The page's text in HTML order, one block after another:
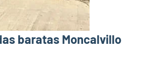
baratas Moncalvillo